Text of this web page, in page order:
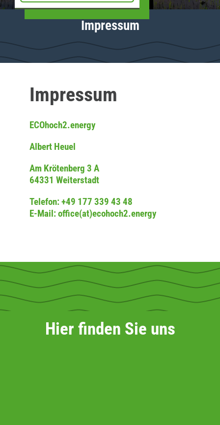
Impressum
Impressum
ECOhoch2.energy
Albert Heuel
Am Krötenberg 3 A
64331 Weiterstadt
Telefon:+49 177 339 43 48
E-Mail:office(at)ecohoch2.energy
Hier finden Sie uns